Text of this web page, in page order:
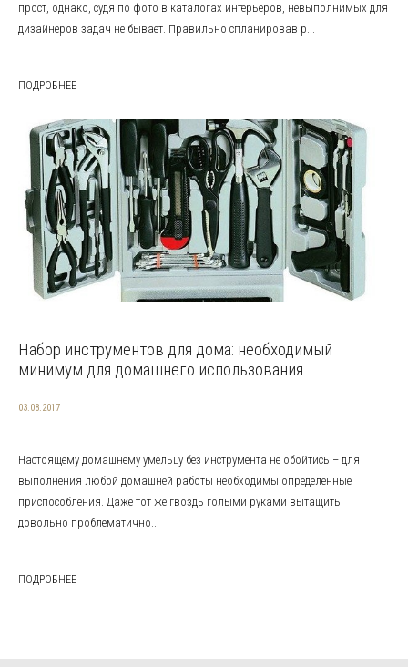
прост, однако, судя по фото в каталогах интерьеров, невыполнимых для
дизайнеров задач не бывает. Правильно спланировав р...
ПОДРОБНЕЕ
Набор инструментов для дома: необходимый
минимум для домашнего использования
03.08.2017
Настоящему домашнему умельцу без инструмента не обойтись – для
выполнения любой домашней работы необходимы определенные
приспособления. Даже тот же гвоздь голыми руками вытащить
довольно проблематично...
ПОДРОБНЕЕ